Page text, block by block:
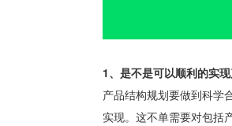
1、是不是可以顺利的实
产品结构规划要做到科学
实现。这不单需要对包括